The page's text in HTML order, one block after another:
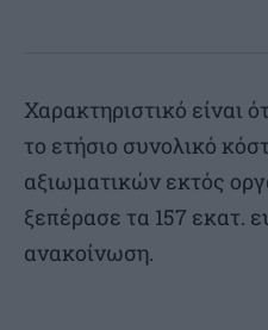
Χαρακτηριστικό είναι
το ετήσιο συνολικό
αξιωματικών εκτός
ξεπέρασε τα 157 εκατ.
ανακοίνωση.